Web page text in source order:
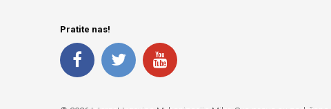
Pratite nas!